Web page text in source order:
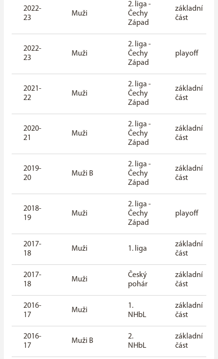
2022-
23
Muži
2. liga -
Čechy
Západ
základní
část
2022-
23
Muži
2. liga -
Čechy
Západ
playoff
2021-
22
Muži
2. liga -
Čechy
Západ
základní
část
2020-
21
Muži
2. liga -
Čechy
Západ
základní
část
2019-
20
Muži B
2. liga -
Čechy
Západ
základní
část
2018-
19
Muži
2. liga -
Čechy
Západ
playoff
2017-
18
Muži 1. liga
základní
část
2017-
18
Muži
Český
pohár
základní
část
2016-
17
Muži
1.
NHbL
základní
část
2016-
17
Muži B
2.
NHbL
základní
část